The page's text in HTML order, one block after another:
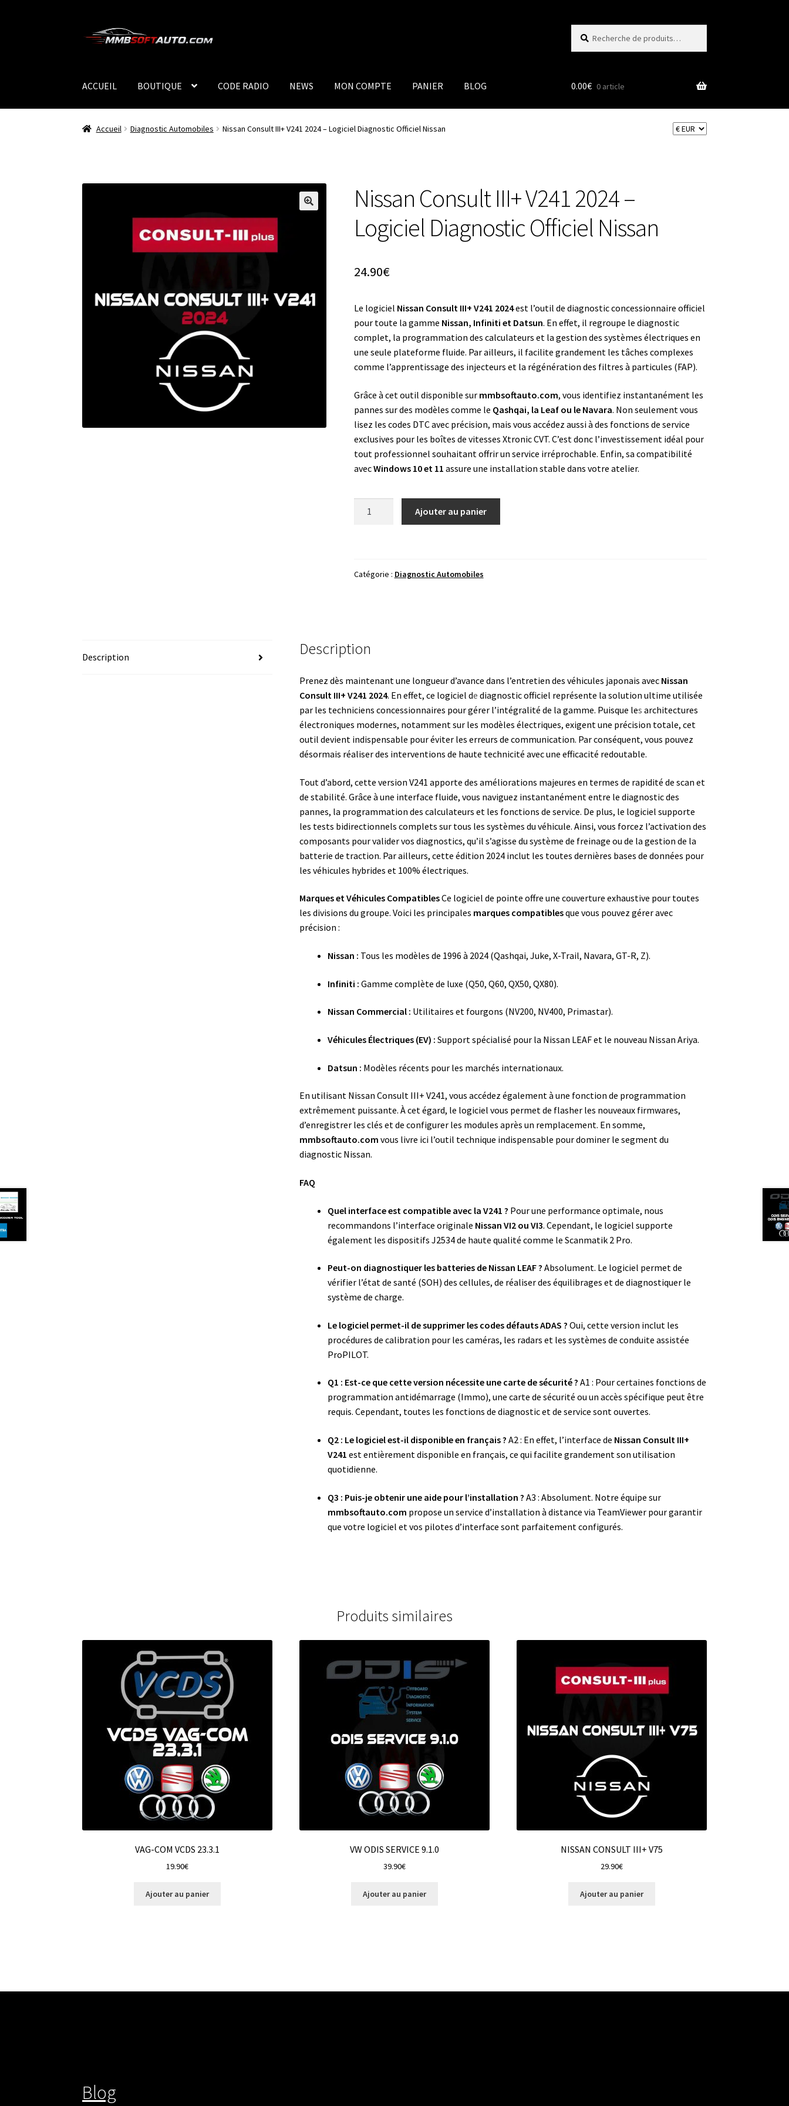
Aller
Aller
pour :
ACCUEIL BOUTIQUE CODE RADIO NEWS MON COMPTE PANIER BLOG 0.00€ 0 article
Accueil Diagnostic Automobiles Nissan Consult III+ V241 2024 – Logiciel Diagnostic Officiel Nissan
Nissan Consult III+ V241 2024 –
Logiciel Diagnostic Officiel Nissan
24.90€
Le logiciel Nissan Consult III+ V241 2024est l’outil de diagnostic concessionnaire officiel
pour toute la gamme Nissan, Infiniti et Datsun. En effet, il regroupe le diagnostic
complet, la programmation des calculateurs et la gestion des systèmes électriques en
une seule plateforme fluide. Par ailleurs, il facilite grandement les tâches complexes
comme l’apprentissage des injecteurs et la régénération des filtres à particules (FAP).
Grâce à cet outil disponible sur mmbsoftauto.com, vous identifiez instantanément les
pannes sur des modèles comme le Qashqai, la Leaf ou le Navara. Non seulement vous
lisez les codes DTC avec précision, mais vous accédez aussi à des fonctions de service
exclusives pour les boîtes de vitesses Xtronic CVT. C’est donc l’investissement idéal pour
tout professionnel souhaitant offrir un service irréprochable. Enfin, sa compatibilité
avecWindows 10 et 11 assure une installation stable dans votre atelier.
V241
Officiel
Ajouter au panier
Catégorie : Diagnostic Automobiles
Description Description
Prenez dès maintenant une longueur d’avance dans l’entretien des véhicules japonais avec Nissan
Consult III+ V241 2024. En effet, ce logiciel de diagnostic officiel représente la solution ultime utilisée
par les techniciens concessionnaires pour gérer l’intégralité de la gamme. Puisque les architectures
électroniques modernes, notamment sur les modèles électriques, exigent une précision totale, cet
outil devient indispensable pour éviter les erreurs de communication. Par conséquent, vous pouvez
désormais réaliser des interventions de haute technicité avec une efficacité redoutable.
Tout d’abord, cette version V241 apporte des améliorations majeures en termes de rapidité de scan et
de stabilité. Grâce à une interface fluide, vous naviguez instantanément entre le diagnostic des
pannes, la programmation des calculateurs et les fonctions de service. De plus, le logiciel supporte
les tests bidirectionnels complets sur tous les systèmes du véhicule. Ainsi, vous forcez l’activation des
composants pour valider vos diagnostics, qu’il s’agisse du système de freinage ou de la gestion de la
batterie de traction. Par ailleurs, cette édition 2024 inclut les toutes dernières bases de données pour
les véhicules hybrides et 100% électriques.
Marques et Véhicules CompatiblesCe logiciel de pointe offre une couverture exhaustive pour toutes
les divisions du groupe. Voici les principales marques compatiblesque vous pouvez gérer avec
précision :
Nissan : Tous les modèles de 1996 à 2024 (Qashqai, Juke, X-Trail, Navara, GT-R, Z).
Infiniti : Gamme complète de luxe (Q50, Q60, QX50, QX80).
Nissan Commercial : Utilitaires et fourgons (NV200, NV400, Primastar).
Véhicules Électriques (EV) : Support spécialisé pour la Nissan LEAF et le nouveau Nissan Ariya.
Datsun : Modèles récents pour les marchés internationaux.
En utilisant Nissan Consult III+ V241, vous accédez également à une fonction de programmation
extrêmement puissante. À cet égard, le logiciel vous permet de flasher les nouveaux firmwares,
d’enregistrer les clés et de configurer les modules après un remplacement. En somme,
mmbsoftauto.com vous livre ici l’outil technique indispensable pour dominer le segment du
diagnostic Nissan.
FAQ
Quel interface est compatible avec la V241 ? Pour une performance optimale, nous
recommandons l’interface originale Nissan VI2 ou VI3. Cependant, le logiciel supporte
également les dispositifs J2534 de haute qualité comme le Scanmatik 2 Pro.
Peut-on diagnostiquer les batteries de Nissan LEAF ? Absolument. Le logiciel permet de
vérifier l’état de santé (SOH) des cellules, de réaliser des équilibrages et de diagnostiquer le
système de charge.
Le logiciel permet-il de supprimer les codes défauts ADAS ? Oui, cette version inclut les
procédures de calibration pour les caméras, les radars et les systèmes de conduite assistée
ProPILOT.
Q1 : Est-ce que cette version nécessite une carte de sécurité ? A1 : Pour certaines fonctions de
programmation antidémarrage (Immo), une carte de sécurité ou un accès spécifique peut être
requis. Cependant, toutes les fonctions de diagnostic et de service sont ouvertes.
Q2 : Le logiciel est-il disponible en français ? A2 : En effet, l’interface de Nissan Consult III+
V241 est entièrement disponible en français, ce qui facilite grandement son utilisation
quotidienne.
Q3 : Puis-je obtenir une aide pour l’installation ? A3 : Absolument. Notre équipe sur
mmbsoftauto.com propose un service d’installation à distance via TeamViewer pour garantir
que votre logiciel et vos pilotes d’interface sont parfaitement configurés.
Produits similaires
VAG-COM VCDS 23.3.1
19.90€
Ajouter au panier
VW ODIS SERVICE 9.1.0
39.90€
Ajouter au panier
NISSAN CONSULT III+ V75
29.90€
Ajouter au panier
Blog